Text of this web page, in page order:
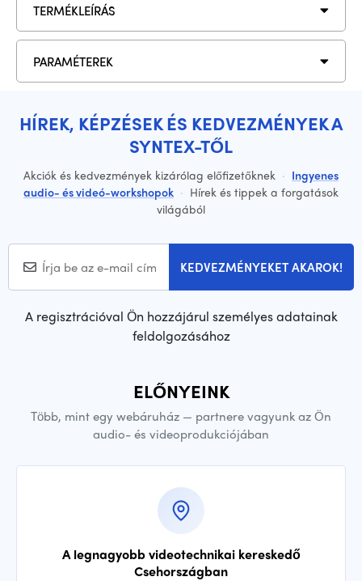
TERMÉKLEÍRÁS
PARAMÉTEREK
HÍREK, KÉPZÉSEK ÉS KEDVEZMÉNYEK A
SYNTEX-TŐL
Akciók és kedvezmények kizárólag előfizetőknek · Ingyenes
audio- és videó-workshopok · Hírek és tippek a forgatások
világából
KEDVEZMÉNYEKET AKAROK!
A regisztrációval Ön hozzájárul személyes adatainak
feldolgozásához
ELŐNYEINK
Több, mint egy webáruház — partnere vagyunk az Ön
audio- és videoprodukciójában
A legnagyobb videotechnikai kereskedő
Csehországban